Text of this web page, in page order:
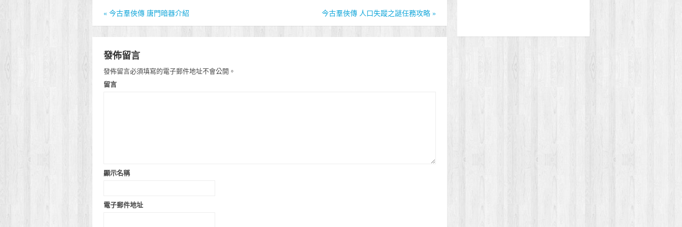
«今古羣俠傳 唐門暗器介紹 今古羣俠傳 人口失蹤之謎任務攻略 »
發佈留言
發佈留言必須填寫的電子郵件地址不會公開。
留言
顯示名稱
電子郵件地址